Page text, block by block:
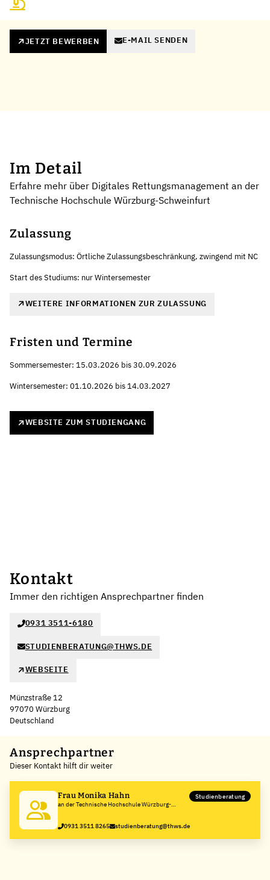
JETZT BEWERBEN E-MAIL SENDEN
Im Detail
Erfahre mehr über Digitales Rettungsmanagement an der
Technische Hochschule Würzburg-Schweinfurt
Zulassung
Zulassungsmodus: Örtliche Zulassungsbeschränkung, zwingend mit NC
Start des Studiums: nur Wintersemester
WEITERE INFORMATIONEN ZUR ZULASSUNG
Fristen und Termine
Sommersemester: 15.03.2026 bis 30.09.2026
Wintersemester: 01.10.2026 bis 14.03.2027
WEBSITE ZUM STUDIENGANG
Kontakt
Immer den richtigen Ansprechpartner finden
0931 3511-6180
STUDIENBERATUNG@THWS.DE
WEBSEITE
Münzstraße 12
97070 Würzburg
Deutschland
+
−
Ansprechpartner
Dieser Kontakt hilft dir weiter
Frau Monika Hahn
an der Technische Hochschule Würzburg-
Studienberatung
0931 3511 8265 studienberatung@thws.de